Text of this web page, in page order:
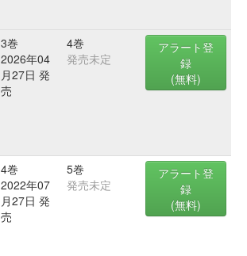
3巻
2026年04
月27日 発
売
4巻
発売未定
アラート登
録
(無料)
4巻
2022年07
月27日 発
売
5巻
発売未定
アラート登
録
(無料)